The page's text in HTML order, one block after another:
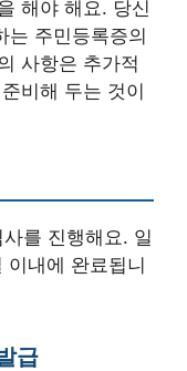
해야 해요. 당신
는 주민등록증의
사항은 추가적
비해 두는 것이
를 진행해요. 일
이내에 완료됩니
급